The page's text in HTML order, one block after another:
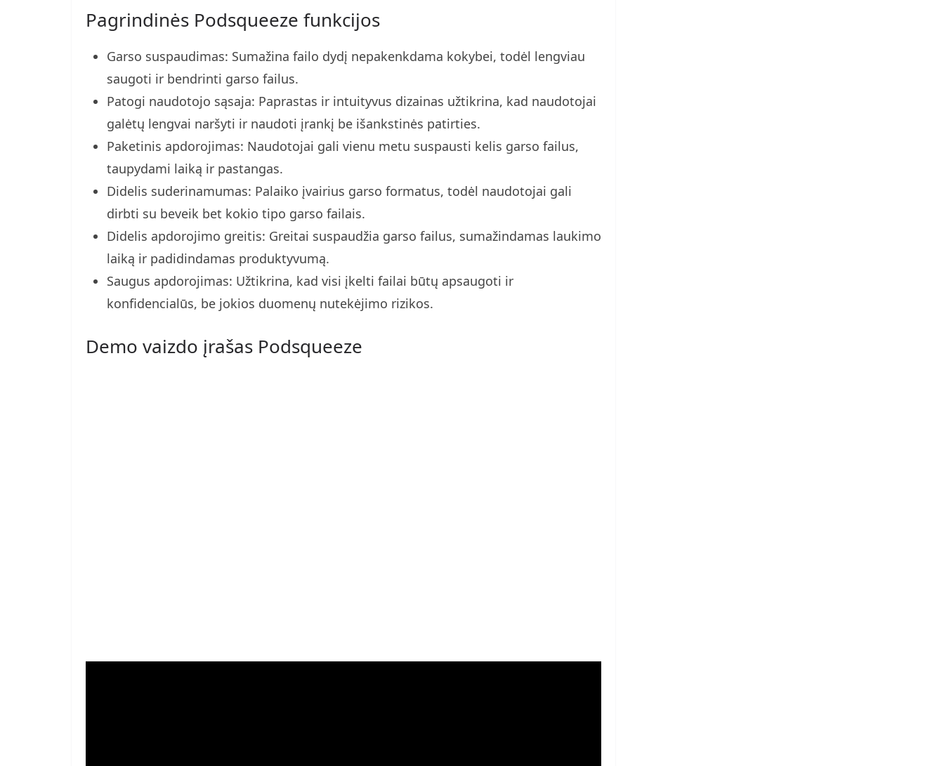
Pagrindinės Podsqueeze funkcijos
Garso suspaudimas: Sumažina failo dydį nepakenkdama kokybei, todėl lengviau
saugoti ir bendrinti garso failus.
Patogi naudotojo sąsaja: Paprastas ir intuityvus dizainas užtikrina, kad naudotojai
galėtų lengvai naršyti ir naudoti įrankį be išankstinės patirties.
Paketinis apdorojimas: Naudotojai gali vienu metu suspausti kelis garso failus,
taupydami laiką ir pastangas.
Didelis suderinamumas: Palaiko įvairius garso formatus, todėl naudotojai gali
dirbti su beveik bet kokio tipo garso failais.
Didelis apdorojimo greitis: Greitai suspaudžia garso failus, sumažindamas laukimo
laiką ir padidindamas produktyvumą.
Saugus apdorojimas: Užtikrina, kad visi įkelti failai būtų apsaugoti ir
konfidencialūs, be jokios duomenų nutekėjimo rizikos.
Demo vaizdo įrašas Podsqueeze